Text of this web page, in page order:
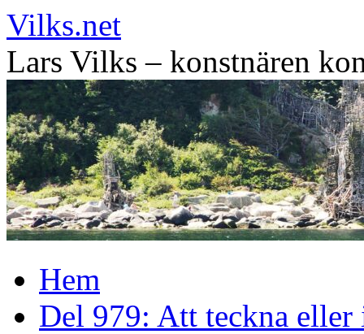
Vilks.net
Lars Vilks – konstnären
Hoppa
till
innehållHem
Del 979: Att teckna eller